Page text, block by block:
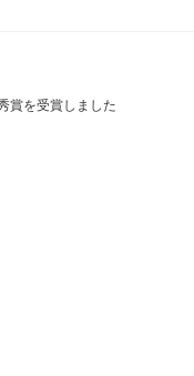
賞を受賞しました